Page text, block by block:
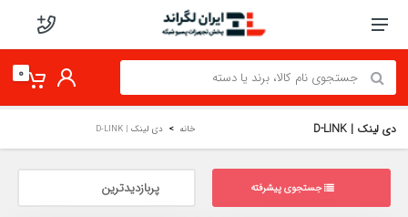
0
دی لینک | D-LINK خانه دی لینک | D-LINK
جستجوی پیشرفته